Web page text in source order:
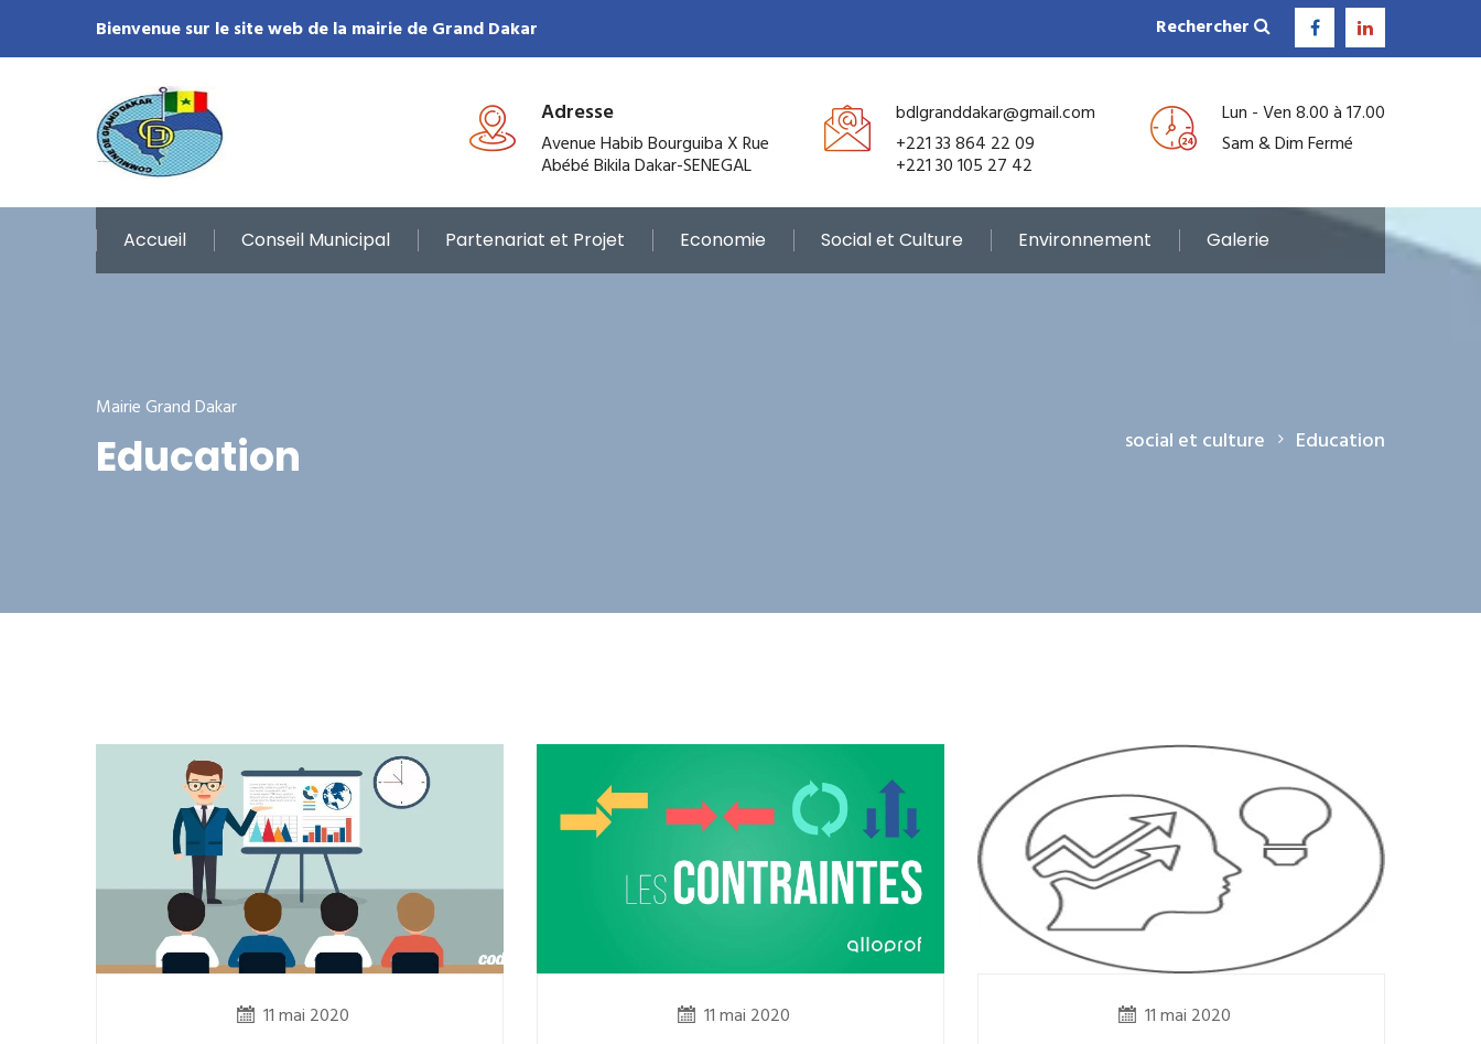
Bienvenue sur le site web de la mairie de Grand Dakar Rechercher
Adresse
Avenue Habib Bourguiba X Rue
Abébé Bikila Dakar-SENEGAL
bdlgranddakar@gmail.com
+221 33 864 22 09
+221 30 105 27 42
Lun - Ven 8.00 à 17.00
Sam & Dim Fermé
Accueil Conseil Municipal Partenariat et Projet Economie Social et Culture Environnement Galerie
Mairie Grand Dakar
Education social et culture Education
11 mai 2020 11 mai 2020 11 mai 2020